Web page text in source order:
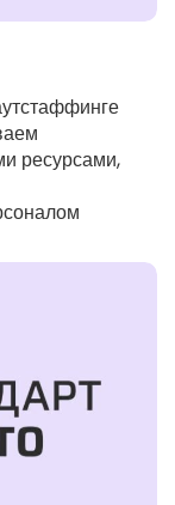
ресурсами,